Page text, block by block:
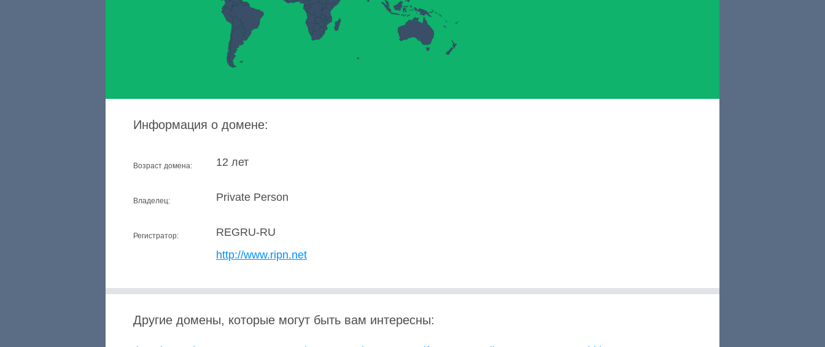
Информация о домене:
Возраст домена: 12 лет
Владелец: Private Person
Регистратор:
REGRU-RU
http://www.ripn.net
Другие домены, которые могут быть вам интересны: